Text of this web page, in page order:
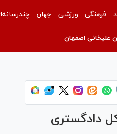
فرهنگی ورزشی جهان
علیخانی اصفهان
دادگستری